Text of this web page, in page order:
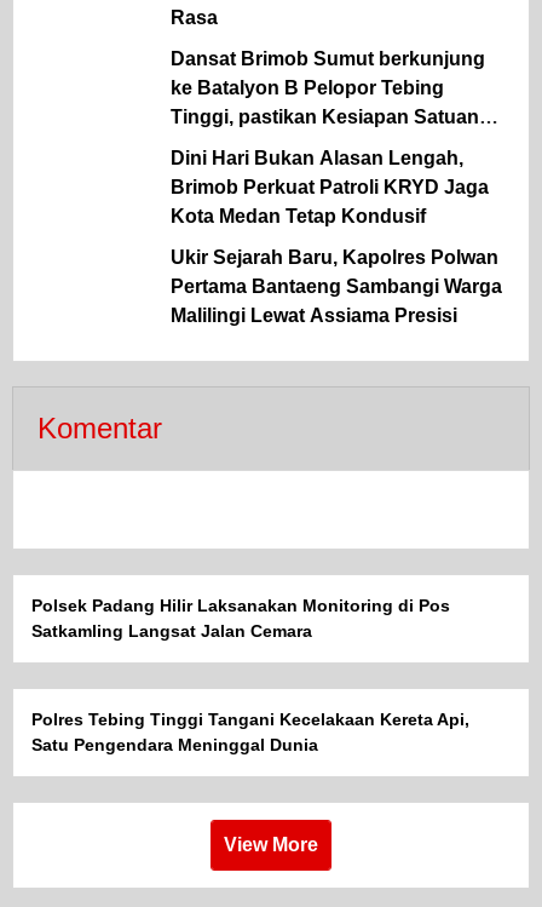
Rasa
Dansat Brimob Sumut berkunjung
ke Batalyon B Pelopor Tebing
Tinggi, pastikan Kesiapan Satuan
dan dukung ketahanan Pangan
Dini Hari Bukan Alasan Lengah,
Brimob Perkuat Patroli KRYD Jaga
Kota Medan Tetap Kondusif
Ukir Sejarah Baru, Kapolres Polwan
Pertama Bantaeng Sambangi Warga
Malilingi Lewat Assiama Presisi
Komentar
Polsek Padang Hilir Laksanakan Monitoring di Pos
Satkamling Langsat Jalan Cemara
Polres Tebing Tinggi Tangani Kecelakaan Kereta Api,
Satu Pengendara Meninggal Dunia
View More